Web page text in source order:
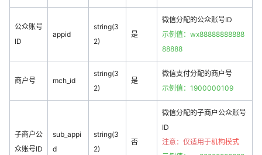
公众账号
ID
appid
string(3
2)
是
微信分配的公众账号ID
示例值：wx88888888888
88888
商户号 mch_id
string(3
2)
是
微信支付分配的商户号
示例值：1900000109
子商户公
众账号ID
sub_appi
d
string(3
2)
否
微信分配的子商户公众账号
ID
注意：仅适用于机构模式